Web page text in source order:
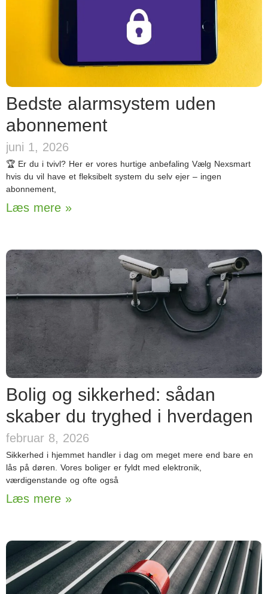
Bedste alarmsystem uden
abonnement
juni 1, 2026
🏆 Er du i tvivl? Her er vores hurtige anbefaling Vælg Nexsmart
hvis du vil have et fleksibelt system du selv ejer – ingen
abonnement,
Læs mere »
Bolig og sikkerhed: sådan
skaber du tryghed i hverdagen
februar 8, 2026
Sikkerhed i hjemmet handler i dag om meget mere end bare en
lås på døren. Vores boliger er fyldt med elektronik,
værdigenstande og ofte også
Læs mere »